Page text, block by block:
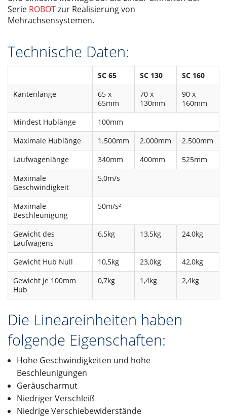
Serie ROBOTzur Realisierung von
Mehrachsensystemen.
Technische Daten:
SC 65 SC 130
SC 160
Kantenlänge
65 x
65mm
70 x
130mm
90 x
160mm
Mindest Hublänge
100mm
Maximale Hublänge
1.500mm 2.000mm
2.500mm
Laufwagenlänge
340mm 400mm
525mm
Maximale
Geschwindigkeit
5,0m/s
Maximale
Beschleunigung
50m/s²
Gewicht des
Laufwagens
6,5kg 13,5kg 24,0kg
Gewicht Hub Null 10,5kg 23,0kg
42,0kg
Gewicht je 100mm
Hub
0,7kg 1,4kg 2,4kg
Die Lineareinheiten haben
folgende Eigenschaften:
Hohe Geschwindigkeiten und hohe
Beschleunigungen
Geräuscharmut
Niedriger Verschleiß
Niedrige Verschiebewiderstände